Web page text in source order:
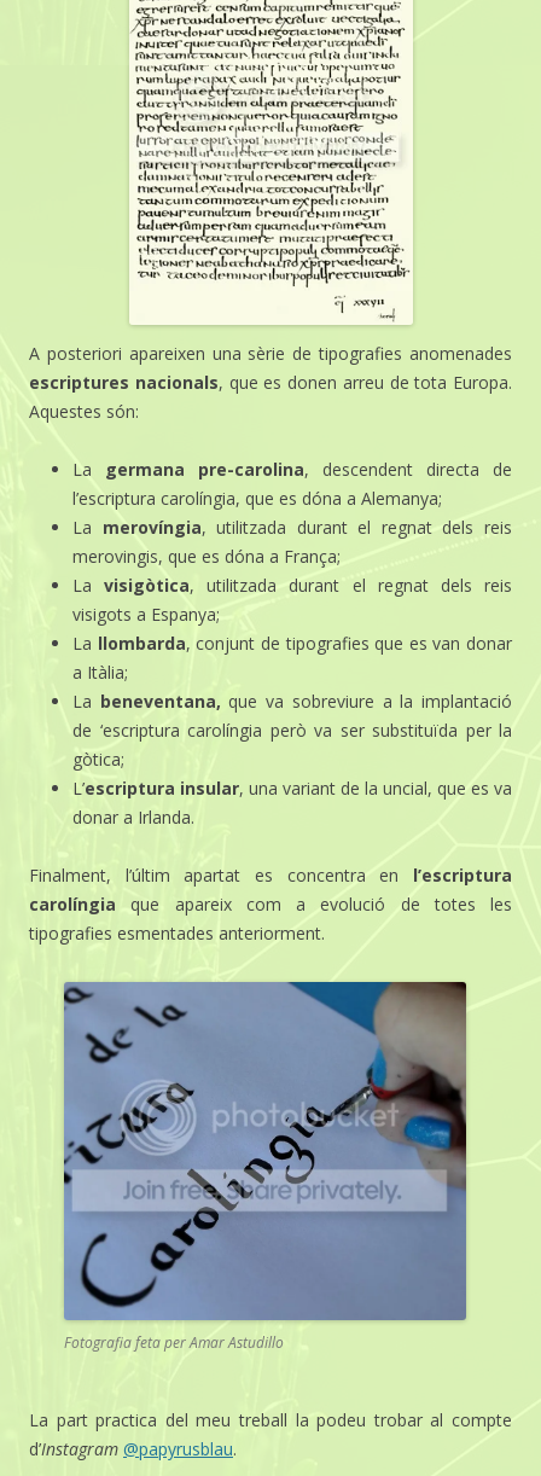
A posteriori apareixen una sèrie de tipografies anomenades
escriptures nacionals, que es donen arreu de tota Europa.
Aquestes són:
La germana pre-carolina, descendent directa de
l’escriptura carolíngia, que es dóna a Alemanya;
La merovíngia, utilitzada durant el regnat dels reis
merovingis, que es dóna a França;
Lavisigòtica, utilitzada durant el regnat dels reis
visigots a Espanya;
La llombarda, conjunt de tipografies que es van donar
a Itàlia;
La beneventana, que va sobreviure a la implantació
de ‘escriptura carolíngia però va ser substituïda per la
gòtica;
L’escriptura insular, una variant de la uncial, que es va
donar a Irlanda.
Finalment, l’últim apartat es concentra en l’escriptura
carolíngia que apareix com a evolució de totes les
tipografies esmentades anteriorment.
Fotografia feta per Amar Astudillo
La part practica del meu treball la podeu trobar al compte
d’Instagram @papyrusblau.